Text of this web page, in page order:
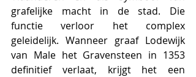
grafelijke macht in de stad. Die
functie verloor het complex
geleidelijk. Wanneer graaf Lodewijk
van Male het Gravensteen in 1353
definitief verlaat, krijgt het een